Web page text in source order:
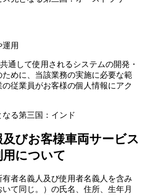
用
通して使用されるシステムの開発・
めに、当該業務の実施に必要な範
従業員がお客様の個人情報にアク
る第三国：インド
及びお客様車両サービス
について
者名義人及び使用者名義人を含み
て同じ。）の氏名、住所、生年月